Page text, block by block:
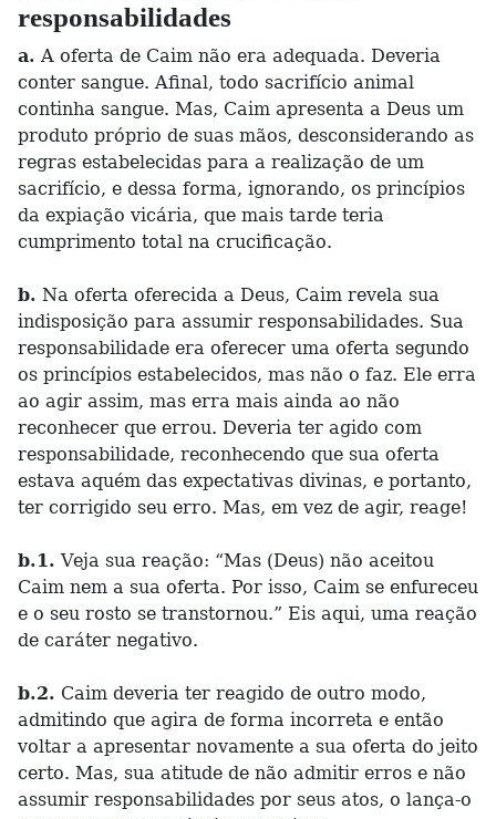
responsabilidades
a. A oferta de Caim não era adequada. Deveria
conter sangue. Afinal, todo sacrifício animal
continha sangue. Mas, Caim apresenta a Deus um
produto próprio de suas mãos, desconsiderando as
regras estabelecidas para a realização de um
sacrifício, e dessa forma, ignorando, os princípios
da expiação vicária, que mais tarde teria
cumprimento total na crucificação.
b. Na oferta oferecida a Deus, Caim revela sua
indisposição para assumir responsabilidades. Sua
responsabilidade era oferecer uma oferta segundo
os princípios estabelecidos, mas não o faz. Ele erra
ao agir assim, mas erra mais ainda ao não
reconhecer que errou. Deveria ter agido com
responsabilidade, reconhecendo que sua oferta
estava aquém das expectativas divinas, e portanto,
ter corrigido seu erro. Mas, em vez de agir, reage!
b.1. Veja sua reação: “Mas (Deus) não aceitou
Caim nem a sua oferta. Por isso, Caim se enfureceu
e o seu rosto se transtornou.” Eis aqui, uma reação
de caráter negativo.
b.2. Caim deveria ter reagido de outro modo,
admitindo que agira de forma incorreta e então
voltar a apresentar novamente a sua oferta do jeito
certo. Mas, sua atitude de não admitir erros e não
assumir responsabilidades por seus atos, o lança-o